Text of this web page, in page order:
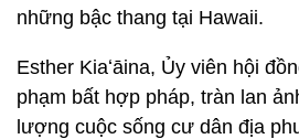
những bậc thang tại Hawaii.
Esther Kiaʻāina, Ủy viên hội
phạm bất hợp pháp, tràn lan
lượng cuộc sống cư dân địa